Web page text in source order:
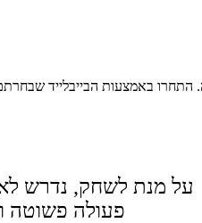
התחרו באמצעות הבייבלייד
על מנת לשחק, נדרש
פעולה פשוטה